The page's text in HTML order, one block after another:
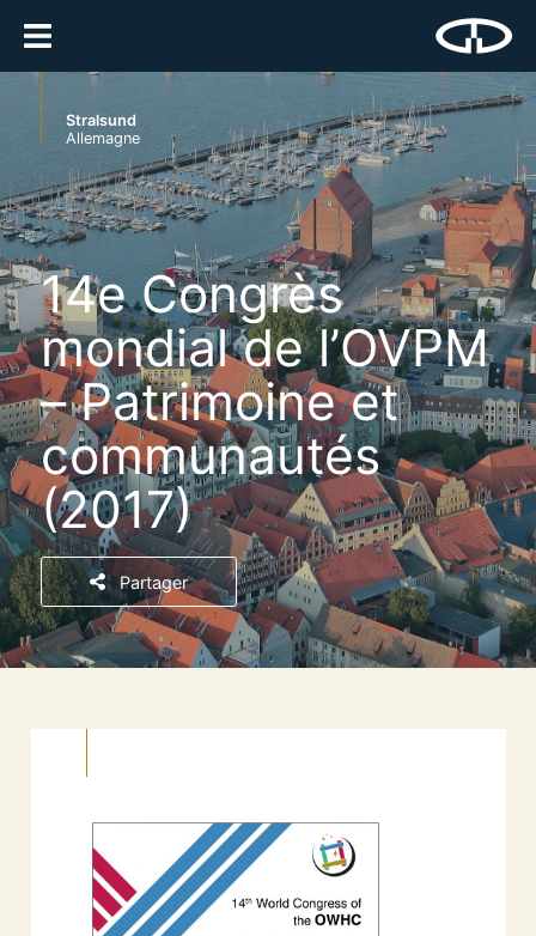
Stralsund
Allemagne
14e Congrès
mondial de l’OVPM
– Patrimoine et
communautés
(2017)
Partager